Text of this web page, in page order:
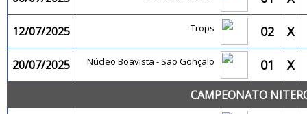
12/07/2025 Trops 02 X
20/07/2025 Núcleo Boavista - São Gonçalo 01 X
CAMPEONATO